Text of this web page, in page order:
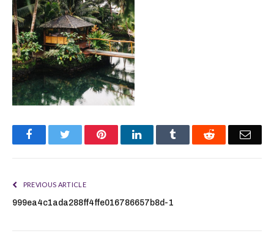
FacebookTwitter PinterestLinkedIn Tumblr Reddit
PREVIOUS ARTICLE
999ea4c1ada288ff4ffe016786657b8d-1